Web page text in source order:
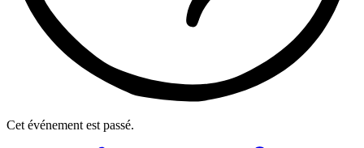
Cet événement est passé.